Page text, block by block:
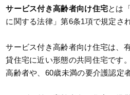
サービス付き高齢者向け住宅とは
に関する法律」第6条1項で規定さ
サービス付き高齢者向け住宅は、
貸住宅に近い形態の共同住宅です
高齢者や、60歳未満の要介護認定